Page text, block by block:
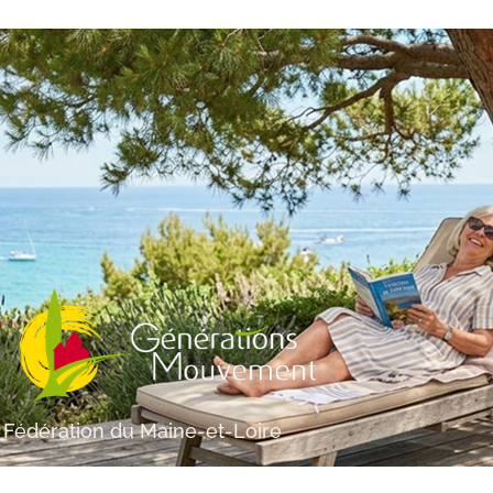
Fédération du Maine-et-Loire